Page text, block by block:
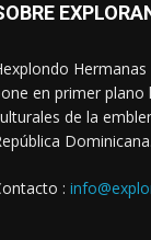
en primer plano
de la
Dominicana.
: